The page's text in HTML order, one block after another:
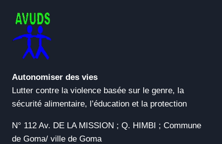
Autonomiser des vies
Lutter contre la violence basée sur le genre, la
sécurité alimentaire, l’éducation et la protection
N° 112 Av. DE LA MISSION ; Q. HIMBI ; Commune
de Goma/ ville de Goma